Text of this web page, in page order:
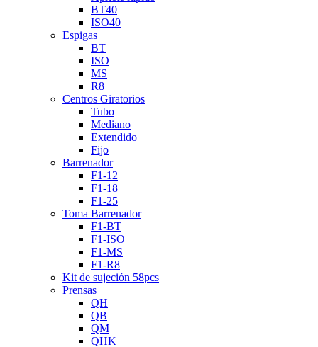
BT40
ISO40
Espigas
BT
ISO
MS
R8
Centros Giratorios
Tubo
Mediano
Extendido
Fijo
Barrenador
F1-12
F1-18
F1-25
Toma Barrenador
F1-BT
F1-ISO
F1-MS
F1-R8
Kit de sujeción 58pcs
Prensas
QH
QB
QM
QHK